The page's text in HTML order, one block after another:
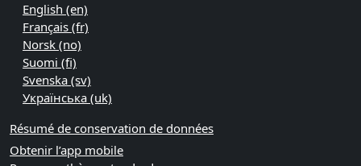
English ‎(en)‎
Français ‎(fr)‎
Norsk ‎(no)‎
Suomi ‎(fi)‎
Svenska ‎(sv)‎
Українська ‎(uk)‎
Résumé de conservation de données
Obtenir l’app mobile